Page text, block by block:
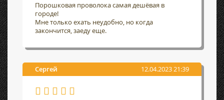
Порошковая проволока самая дешёвая в
городе!
Мне только ехать неудобно, но когда
закончится, заеду еще.
Сергей 12.04.2023 21:39